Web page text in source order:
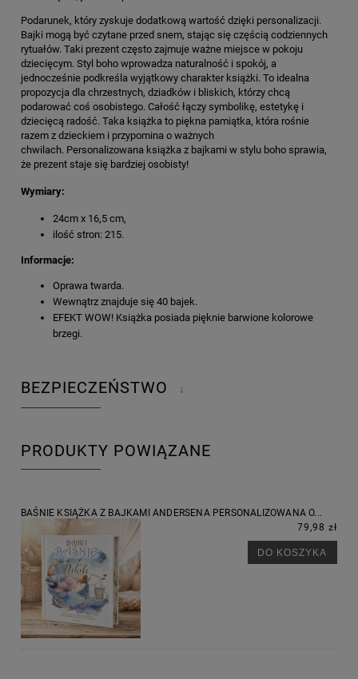
Podarunek, który zyskuje dodatkową wartość dzięki personalizacji.
Bajki mogą być czytane przed snem, stając się częścią codziennych
rytuałów. Taki prezent często zajmuje ważne miejsce w pokoju
dziecięcym. Styl boho wprowadza naturalność i spokój, a
jednocześnie podkreśla wyjątkowy charakter książki. To idealna
propozycja dla chrzestnych, dziadków i bliskich, którzy chcą
podarować coś osobistego. Całość łączy symbolikę, estetykę i
dziecięcą radość. Taka książka to piękna pamiątka, która rośnie
razem z dzieckiem i przypomina o ważnych
chwilach. Personalizowana książka z bajkami w stylu boho sprawia,
że prezent staje się bardziej osobisty!
Wymiary:
24cm x 16,5 cm,
ilość stron: 215.
Informacje:
Oprawa twarda.
Wewnątrz znajduje się 40 bajek.
EFEKT WOW! Książka posiada pięknie barwione kolorowe
brzegi.
BEZPIECZEŃSTWO ↓
PRODUKTY POWIĄZANE
BAŚNIE KSIĄŻKA Z BAJKAMI ANDERSENA PERSONALIZOWANA O...
79,98 zł
DO KOSZYKA